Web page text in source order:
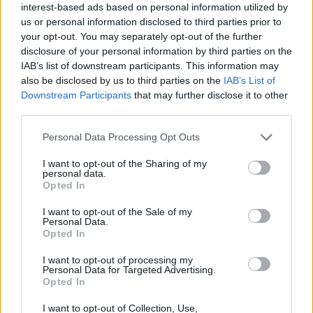
interest-based ads based on personal information utilized by
us or personal information disclosed to third parties prior to
your opt-out. You may separately opt-out of the further
disclosure of your personal information by third parties on the
IAB’s list of downstream participants. This information may
also be disclosed by us to third parties on the IAB’s List of
Downstream Participants that may further disclose it to other
Personal Data Processing Opt Outs
I want to opt-out of the Sharing of my
personal data.
Opted In
I want to opt-out of the Sale of my
Personal Data.
Opted In
I want to opt-out of processing my
Personal Data for Targeted Advertising.
Opted In
I want to opt-out of Collection, Use,
7 Αυγούστου 2026 18:05
ΓΕΎΣΗ - ΨΥΧΑΓΩΓΊΑ
Πόσο κοστίζουν σήμερα γαύρος,
σαρδέλα, τσιπούρα και άλλα ψάρια
7 Αυγούστου 2026 18:00
ΑΓΡΟΤΙΚΑ
κινδυνεύουν με αποκλεισμό – Οι
7 Αυγούστου 2026 17:56
Κίσαμος: “Μουσικά Ανταμώματα” με
έντεχνη βραδιά στην πλατεία
Ασφυκτικές συνθήκες από την αύξηση